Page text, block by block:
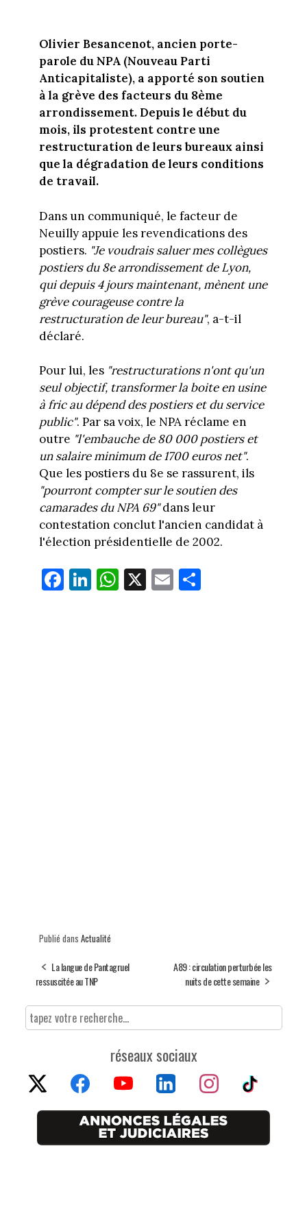
Olivier Besancenot, ancien porte-
parole du NPA (Nouveau Parti
Anticapitaliste), a apporté son soutien
à la grève des facteurs du 8ème
arrondissement. Depuis le début du
mois, ils protestent contre une
restructuration de leurs bureaux ainsi
que la dégradation de leurs conditions
de travail.
Dans un communiqué, le facteur de
Neuilly appuie les revendications des
postiers. "Je voudrais saluer mes collègues
postiers du 8e arrondissement de Lyon,
qui depuis 4 jours maintenant, mènent une
grève courageuse contre la
restructuration de leur bureau", a-t-il
déclaré.
Pour lui, les "restructurations n'ont qu'un
seul objectif, transformer la boite en usine
à fric au dépend des postiers et du service
public". Par sa voix, le NPA réclame en
outre "l'embauche de 80 000 postiers et
un salaire minimum de 1700 euros net".
Que les postiers du 8e se rassurent, ils
"pourront compter sur le soutien des
camarades du NPA 69"dans leur
contestation conclut l'ancien candidat à
l'élection présidentielle de 2002.
Fa
ce
Li
nk
W
ha
X E
m
Pa
Publié dans Actualité
La langue de Pantagruel
ressuscitée au TNP
A89 : circulation perturbée les
nuits de cette semaine
réseaux sociaux